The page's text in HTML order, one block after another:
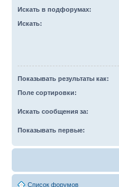
Искать в подфорумах:
Искать:
Показывать результаты как:
Поле сортировки:
Искать сообщения за:
Показывать первые:
Список форумов